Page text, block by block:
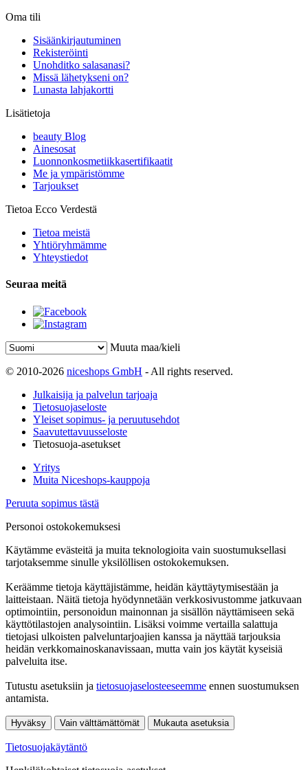
Oma tili
Sisäänkirjautuminen
Rekisteröinti
Unohditko salasanasi?
Missä lähetykseni on?
Lunasta lahjakortti
Lisätietoja
beauty Blog
Ainesosat
Luonnonkosmetiikkasertifikaatit
Me ja ympäristömme
Tarjoukset
Tietoa Ecco Verdestä
Tietoa meistä
Yhtiöryhmämme
Yhteystiedot
Seuraa meitä
Muuta maa/kieli
© 2010-2026 niceshops GmbH - All rights reserved.
Julkaisija ja palvelun tarjoaja
Tietosuojaseloste
Yleiset sopimus- ja peruutusehdot
Saavutettavuusseloste
Tietosuoja-asetukset
Yritys
Muita Niceshops-kauppoja
Peruuta sopimus tästä
Personoi ostokokemuksesi
Käytämme evästeitä ja muita teknologioita vain suostumuksellasi
tarjotaksemme sinulle yksilöllisen ostokokemuksen.
Keräämme tietoja käyttäjistämme, heidän käyttäytymisestään ja
laitteistaan. Näitä tietoja hyödynnetään verkkosivustomme jatkuvaan
optimointiin, personoidun mainonnan ja sisällön näyttämiseen sekä
käyttötilastojen analysointiin. Lisäksi voimme vertailla salattuja
tietojasi ulkoisten palveluntarjoajien kanssa ja näyttää tarjouksia
heidän verkkomainoskanavissaan, mutta vain jos käytät kyseisiä
palveluita itse.
Tutustu asetuksiin ja tietosuojaselosteeseemme ennen suostumuksen
antamista.
Hyväksy Vain välttämättömät Mukauta asetuksia
Tietosuojakäytäntö